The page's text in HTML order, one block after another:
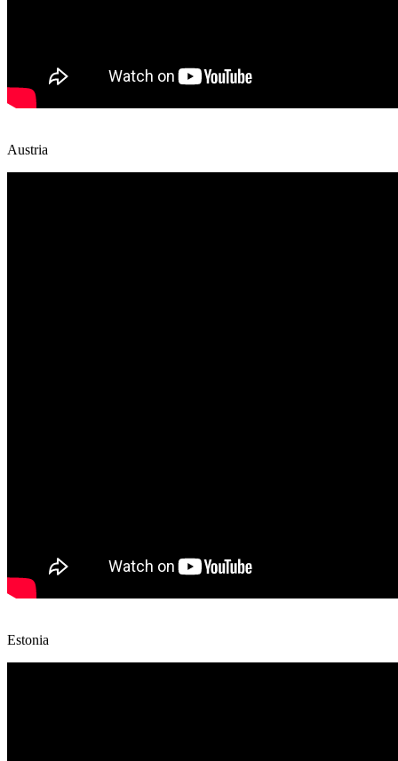
Austria
Estonia